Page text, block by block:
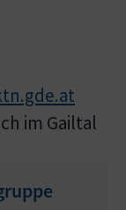
im Gailtal